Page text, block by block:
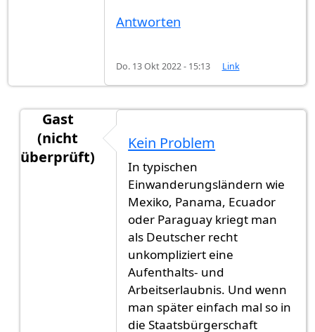
Antworten
Do. 13 Okt 2022 - 15:13 Link
Gast
(nicht
überprüft)
Ich würde alles dafür tun,…
Kein Problem
In typischen
Einwanderungsländern wie
Mexiko, Panama, Ecuador
oder Paraguay kriegt man
als Deutscher recht
unkompliziert eine
Aufenthalts- und
Arbeitserlaubnis. Und wenn
man später einfach mal so in
die Staatsbürgerschaft